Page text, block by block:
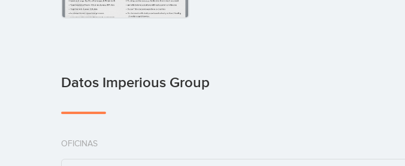
Datos Imperious Group
OFICINAS